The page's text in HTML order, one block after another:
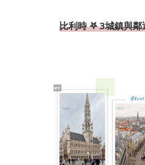
比利時 𖤐 3城鎮與鄰